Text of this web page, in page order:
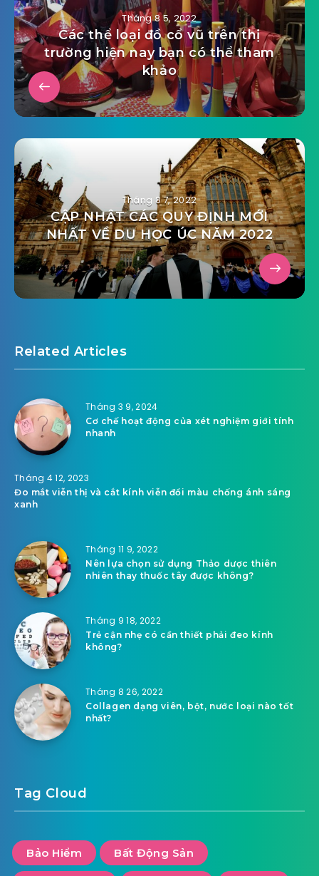
Tháng 8 5, 2022
Các thể loại đồ cổ vũ trên thị
trường hiện nay bạn có thể tham
khảo
Tháng 8 7, 2022
CẬP NHẬT CÁC QUY ĐỊNH MỚI
NHẤT VỀ DU HỌC ÚC NĂM 2022
Related Articles
Tháng 3 9, 2024
Cơ chế hoạt động của xét nghiệm giới tính
nhanh
Tháng 4 12, 2023
Đo mắt viễn thị và cắt kính viễn đổi màu chống ánh sáng
xanh
Tháng 11 9, 2022
Nên lựa chọn sử dụng Thảo dược thiên
nhiên thay thuốc tây được không?
Tháng 9 18, 2022
Trẻ cận nhẹ có cần thiết phải đeo kính
không?
Tháng 8 26, 2022
Collagen dạng viên, bột, nước loại nào tốt
nhất?
Tag Cloud
Bảo Hiểm Bất Động Sản